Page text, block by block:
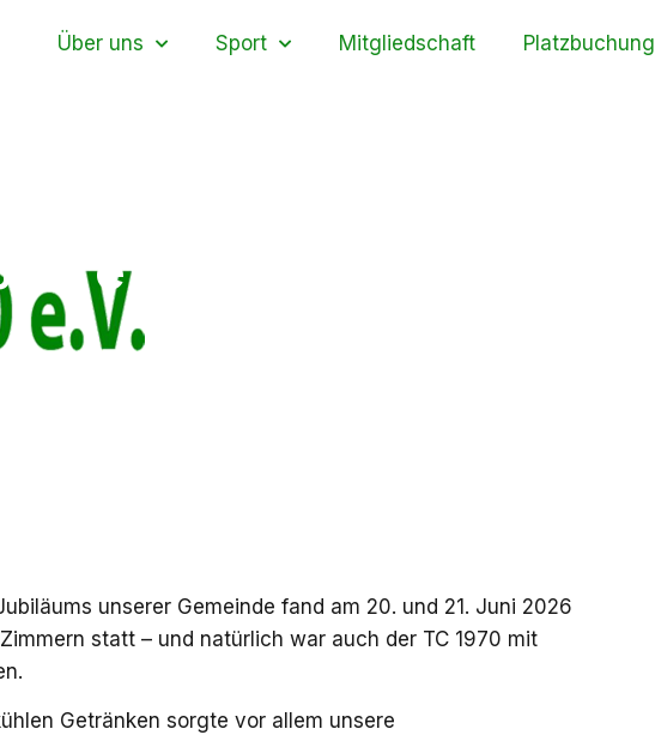
Über uns Sport Mitgliedschaft Platzbuchung
unserer Gemeinde fand am 20. und 21. Juni 2026
statt – und natürlich war auch der TC 1970 mit
Getränken sorgte vor allem unsere